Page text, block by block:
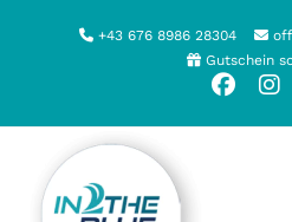
+43 676 8986 28304
Gutschein